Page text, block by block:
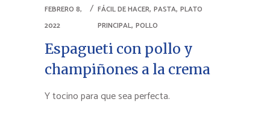
FEBRERO 8,
2022
FÁCIL DE HACER, PASTA, PLATO
PRINCIPAL, POLLO
Espagueti con pollo y
champiñones a la crema
Y tocino para que sea perfecta.